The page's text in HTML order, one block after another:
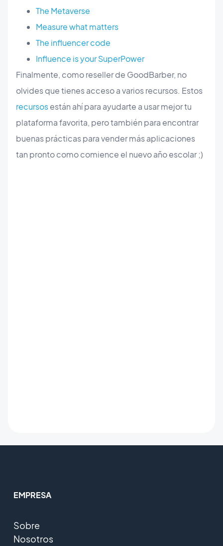
The Metaverse
Measure what matters
The influencer code
Influence is your SuperPower
Finalmente, como reseller de GoodBarber, no
olvides que tienes acceso a varios recursos. Estos
recursosestán ahí para ayudarte a usar mejor tu
plataforma favorita, pero también para encontrar
buenas prácticas para vender más aplicaciones
tan pronto como comience el nuevo año escolar ;)
EMPRESA
Sobre
Nosotros